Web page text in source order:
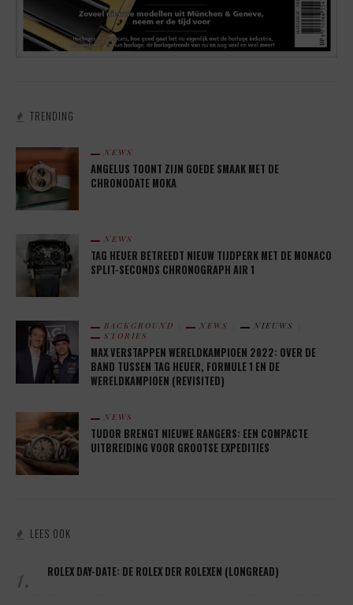
TRENDING
NEWS
ANGELUS TOONT ZIJN GOEDE SMAAK MET DE
CHRONODATE MOKA
NEWS
TAG HEUER BETREEDT NIEUW TIJDPERK MET DE MONACO
SPLIT-SECONDS CHRONOGRAPH AIR 1
BACKGROUND NEWS
NIEUWS
STORIES
MAX VERSTAPPEN WERELDKAMPIOEN 2022: OVER DE
BAND TUSSEN TAG HEUER, FORMULE 1 EN DE
WERELDKAMPIOEN (REVISITED)
NEWS
TUDOR BRENGT NIEUWE RANGERS: EEN COMPACTE
UITBREIDING VOOR GROOTSE EXPEDITIES
LEES OOK
1. ROLEX DAY-DATE: DE ROLEX DER ROLEXEN (LONGREAD)